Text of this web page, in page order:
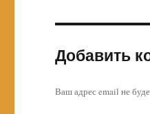
Добавить
Ваш адрес email не